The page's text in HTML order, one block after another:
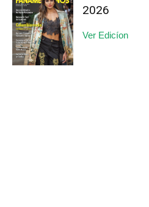
2026
Ver Edicíon